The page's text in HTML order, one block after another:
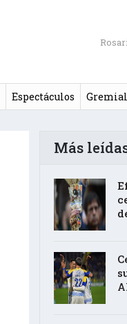
Espectáculos
Más